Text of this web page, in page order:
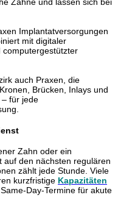
Implantatversorgungen
mit digitaler
computergestützter
auch Praxen, die
Brücken, Inlays und
für jede
Zahn oder ein
auf den nächsten regulären
zählt jede Stunde. Viele
kurzfristige Kapazitäten
Day-Termine für akute